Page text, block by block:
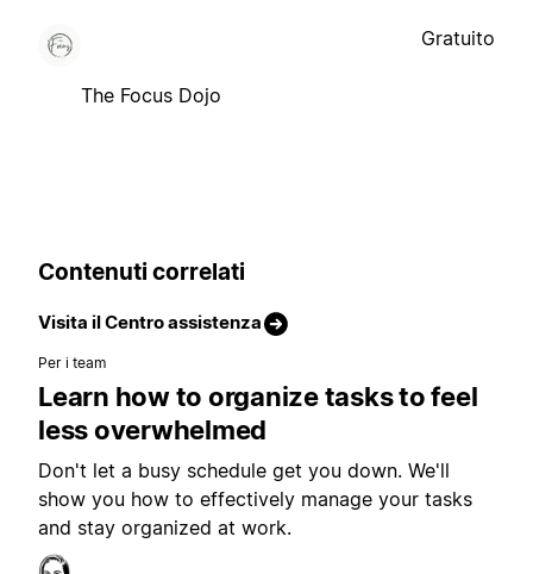
The Focus Dojo
Gratuito
Contenuti correlati
Visita il Centro assistenza
Per i team
Learn how to organize tasks to feel
less overwhelmed
Don't let a busy schedule get you down. We'll
show you how to effectively manage your tasks
and stay organized at work.